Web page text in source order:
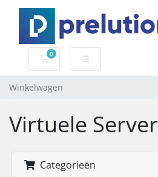
0
Winkelwagen
Winkelwagen
Virtuele Server
Categorieën